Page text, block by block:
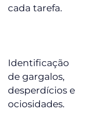
cada tarefa.
Identificação
de gargalos,
desperdícios e
ociosidades.